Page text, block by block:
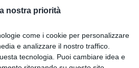
nostra priorità
come i cookie per personalizzare
e analizzare il nostro traffico.
tecnologia. Puoi cambiare idea e
alla fine si
i Romano, le
una